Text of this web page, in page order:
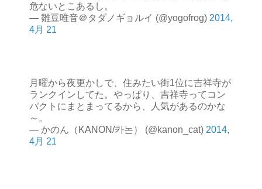
危ないとこあるし。
— 雛豆唯音＠タダノギョルイ (@yogofrog) 2014,
4月 21
月曜から夜更かしで、住みたい街1位に吉祥寺が
ランクインしてた。やっぱり、吉祥寺ってコン
パクトにまとまってるから、人気があるのかな
～。
— かのん（KANON/카논） (@kanon_cat) 2014,
4月 21